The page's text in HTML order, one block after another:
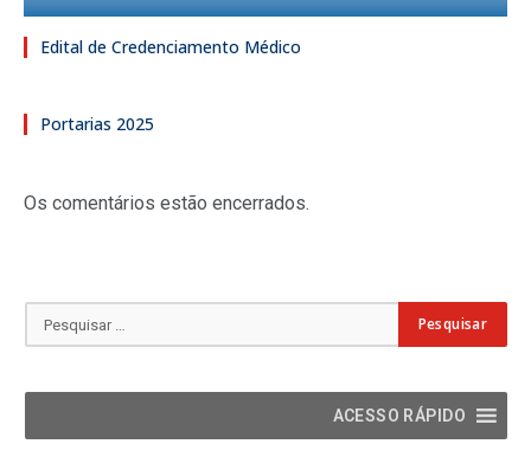
Edital de Credenciamento Médico
Portarias 2025
Os comentários estão encerrados.
ACESSO RÁPIDO